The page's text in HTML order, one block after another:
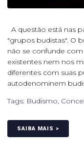
A questão está nas
"grupos budistas". O
não se confunde
existentes nem nos
diferentes com suas
autodenominem
Tags: Budismo,
SAIBA MAIS >